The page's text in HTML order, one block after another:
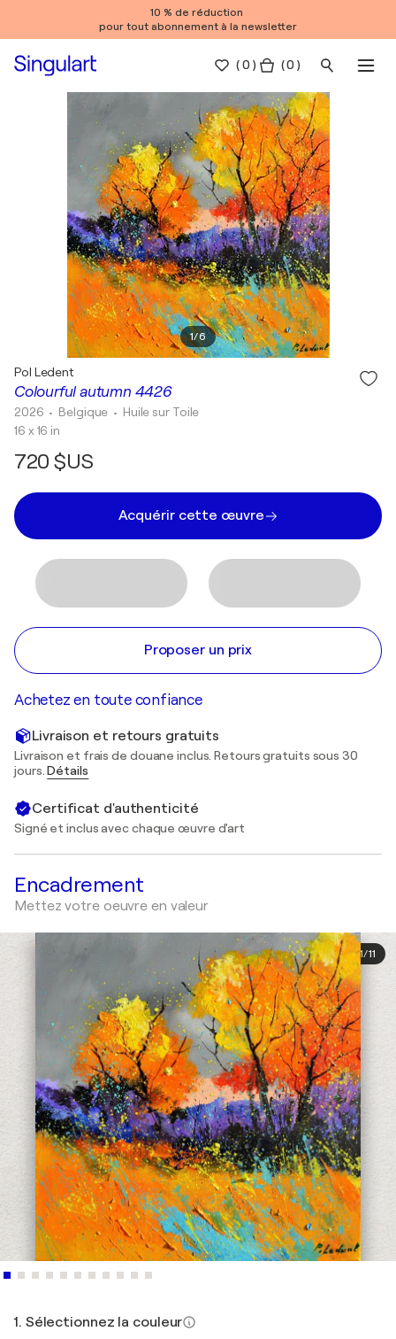
10 % de réduction
pour tout abonnement à la newsletter
(0 ) ( 0 )
1/6
Colourful autumn 4426
Pol Ledent
2026 • Belgique • Huile sur Toile
16 x 16 in
720 $US
Acquérir cette œuvre
Proposer un prix
Achetez en toute confiance
Livraison et retours gratuits
Livraison et frais de douane inclus. Retours gratuits sous 30
jours.Détails
Certificat d'authenticité
Signé et inclus avec chaque œuvre d'art
Encadrement
Mettez votre oeuvre en valeur
1/11
1. Sélectionnez la couleur